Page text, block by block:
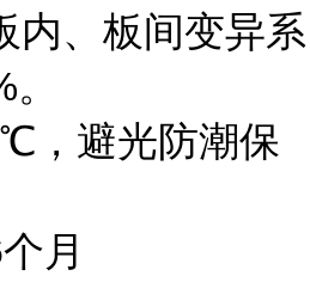
内、板间变异系
，避光防潮保
月